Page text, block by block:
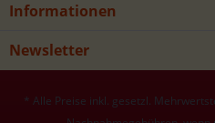
Informationen
Newsletter
* Alle Preise inkl. gesetzl.